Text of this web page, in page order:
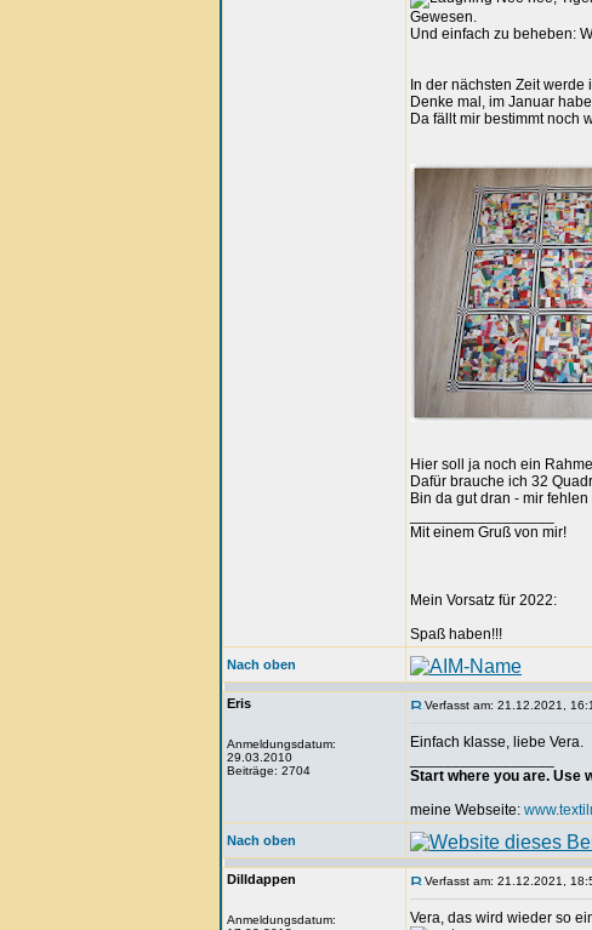
Gewesen.
Und einfach zu beheben:
In der nächsten Zeit
Denke mal, im Januar
Da fällt mir bestimmt noch
Hier soll ja noch ein
Dafür brauche ich 32
Bin da gut dran - mir
Mit einem Gruß von mir!
Mein Vorsatz für 2022:
Spaß haben!!!
Nach oben
Eris
Anmeldungsdatum:
29.03.2010
Beiträge: 2704
Verfasst am: 21.12.2021,
Einfach klasse, liebe Vera.
Start where you are. Use
meine Webseite:
Nach oben
Dilldappen
Anmeldungsdatum:
Verfasst am: 21.12.2021,
Vera, das wird wieder so